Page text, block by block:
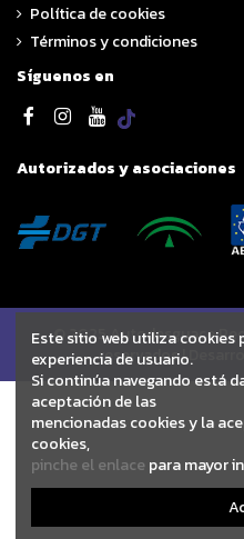
Política de cookies
Términos y condiciones
Síguenos en
Autorizados y asociaciones
© 2025 Autodesguace
reservados |
Este sitio web utiliza cookies
experiencia de usuario.
Si continúa navegando está
aceptación de las
mencionadas cookies y la
cookies,
pinche el enlace para mayor